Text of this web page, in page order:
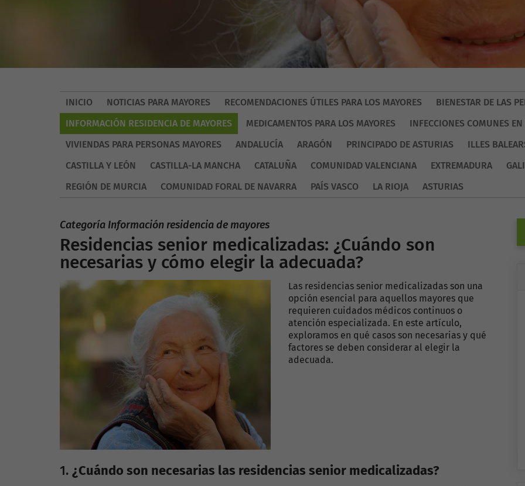
INICIO NOTICIAS PARA MAYORES RECOMENDACIONES ÚTILES PARA LOS MAYORES
BIENESTAR DE LAS
INFORMACIÓN RESIDENCIA DE MAYORES
MEDICAMENTOS PARA LOS MAYORES
INFECCIONES COMUNES
VIVIENDAS PARA PERSONAS MAYORES
ANDALUCÍA ARAGÓN PRINCIPADO DE ASTURIAS
ILLES
CASTILLA Y LEÓN
CASTILLA-LA MANCHA CATALUÑA COMUNIDAD VALENCIANA EXTREMADURA
REGIÓN DE MURCIA
COMUNIDAD FORAL DE NAVARRA PAÍS VASCO LA RIOJA ASTURIAS
Categoría Información residencia de mayores
Residencias senior medicalizadas: ¿Cuándo son
necesarias y cómo elegir la adecuada?
Las residencias senior medicalizadas son una
opción esencial para aquellos mayores que
requieren cuidados médicos continuos o
atención especializada. En este artículo,
exploramos en qué casos son necesarias y qué
factores se deben considerar al elegir la
adecuada.
1. ¿Cuándo son necesarias las residencias senior medicalizadas?